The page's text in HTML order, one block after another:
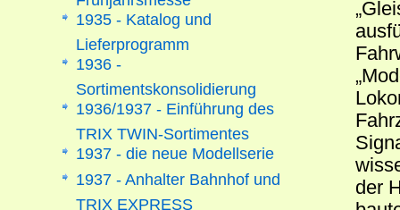
der
1935 - Katalog und
Lieferprogramm
1936 -
Sortimentskonsolidierung
1936/1937 - Einführung des
TRIX TWIN-Sortimentes
1937 - die neue Modellserie
1937 - Anhalter Bahnhof und
TRIX EXPRESS